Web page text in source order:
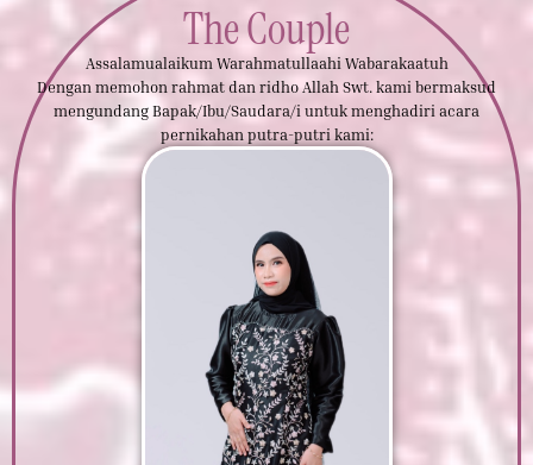
The Couple
Assalamualaikum Warahmatullaahi Wabarakaatuh
Dengan memohon rahmat dan ridho Allah Swt. kami bermaksud
mengundang Bapak/Ibu/Saudara/i untuk menghadiri acara
pernikahan putra-putri kami: